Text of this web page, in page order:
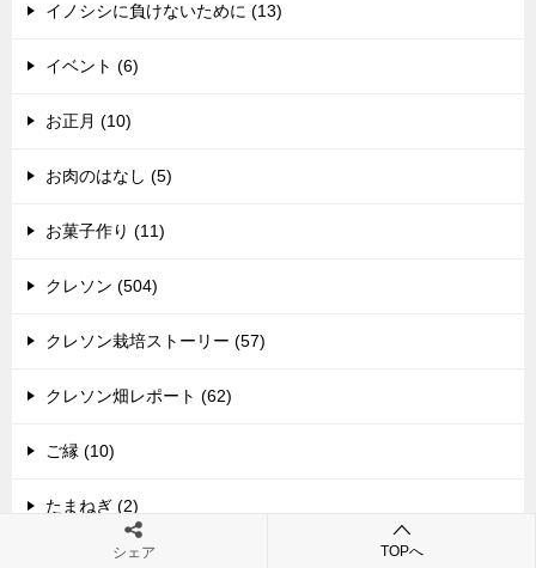
イノシシに負けないために (13)
イベント (6)
お正月 (10)
お肉のはなし (5)
お菓子作り (11)
クレソン (504)
クレソン栽培ストーリー (57)
クレソン畑レポート (62)
ご縁 (10)
たまねぎ (2)
つくレポ (57)
シェア TOPへ